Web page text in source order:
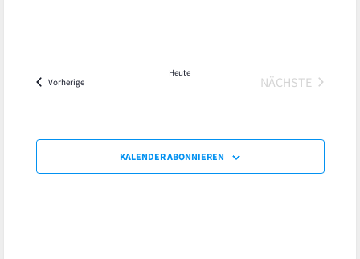
VorherigeVeranstaltungen
Heute
NÄCHSTE
KALENDER ABONNIEREN